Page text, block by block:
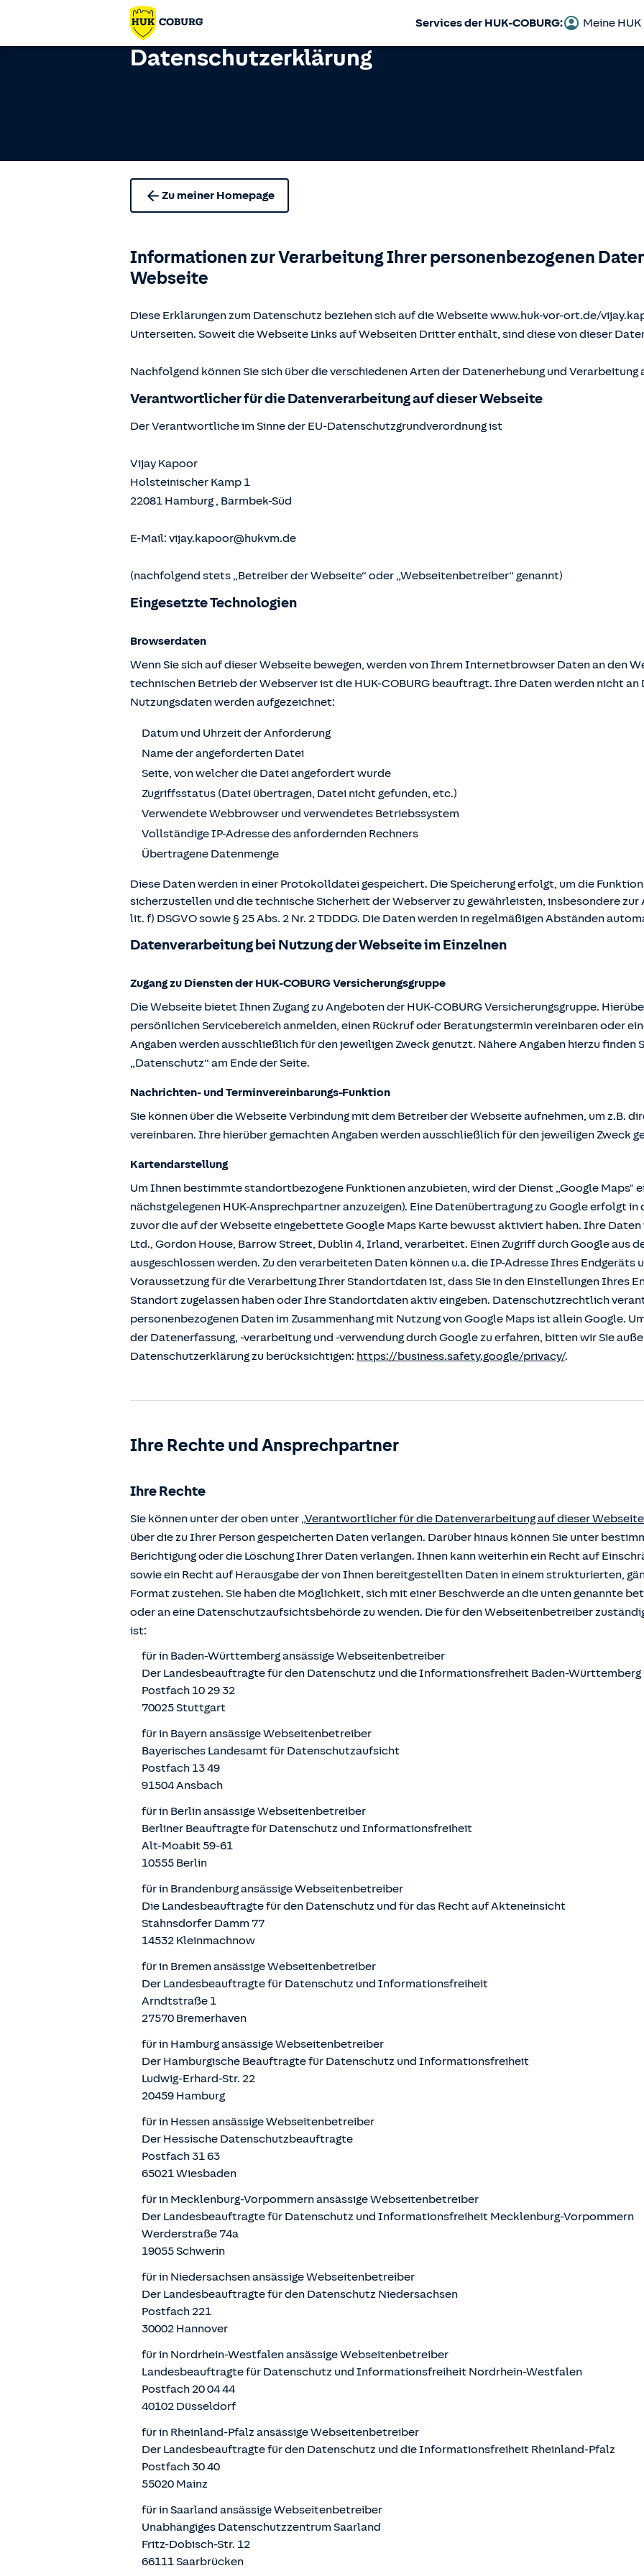
Services der HUK-COBURG: Meine HUK
Datenschutzerklärung
Zu meiner Homepage
Informationen zur Verarbeitung Ihrer personenbezogenen
Webseite
Diese Erklärungen zum Datenschutz beziehen sich auf die Webseite www.huk-vor-ort.de/
Unterseiten. Soweit die Webseite Links auf Webseiten Dritter enthält, sind diese von dieser
Nachfolgend können Sie sich über die verschiedenen Arten der Datenerhebung und
Verantwortlicher für die Datenverarbeitung auf dieser Webseite
Der Verantwortliche im Sinne der EU-Datenschutzgrundverordnung ist
Vijay Kapoor
Holsteinischer Kamp 1
22081 Hamburg , Barmbek-Süd
E-Mail: vijay.kapoor@hukvm.de
(nachfolgend stets „Betreiber der Webseite“ oder „Webseitenbetreiber“ genannt)
Eingesetzte Technologien
Browserdaten
Wenn Sie sich auf dieser Webseite bewegen, werden von Ihrem Internetbrowser Daten an den
technischen Betrieb der Webserver ist die HUK-COBURG beauftragt. Ihre Daten werden nicht
Nutzungsdaten werden aufgezeichnet:
Datum und Uhrzeit der Anforderung
Name der angeforderten Datei
Seite, von welcher die Datei angefordert wurde
Zugriffsstatus (Datei übertragen, Datei nicht gefunden, etc.)
Verwendete Webbrowser und verwendetes Betriebssystem
Vollständige IP-Adresse des anfordernden Rechners
Übertragene Datenmenge
Diese Daten werden in einer Protokolldatei gespeichert. Die Speicherung erfolgt, um die
sicherzustellen und die technische Sicherheit der Webserver zu gewährleisten, insbesondere zur
lit. f) DSGVO sowie § 25 Abs. 2 Nr. 2 TDDDG. Die Daten werden in regelmäßigen Abständen
Datenverarbeitung bei Nutzung der Webseite im Einzelnen
Zugang zu Diensten der HUK-COBURG Versicherungsgruppe
Die Webseite bietet Ihnen Zugang zu Angeboten der HUK-COBURG Versicherungsgruppe.
persönlichen Servicebereich anmelden, einen Rückruf oder Beratungstermin vereinbaren oder
Angaben werden ausschließlich für den jeweiligen Zweck genutzt. Nähere Angaben hierzu finden
„Datenschutz“ am Ende der Seite.
Nachrichten- und Terminvereinbarungs-Funktion
Sie können über die Webseite Verbindung mit dem Betreiber der Webseite aufnehmen, um z.B.
vereinbaren. Ihre hierüber gemachten Angaben werden ausschließlich für den jeweiligen Zweck
Kartendarstellung
Um Ihnen bestimmte standortbezogene Funktionen anzubieten, wird der Dienst „Google Maps"
nächstgelegenen HUK-Ansprechpartner anzuzeigen). Eine Datenübertragung zu Google erfolgt in
zuvor die auf der Webseite eingebettete Google Maps Karte bewusst aktiviert haben. Ihre
Ltd., Gordon House, Barrow Street, Dublin 4, Irland, verarbeitet. Einen Zugriff durch Google aus
ausgeschlossen werden. Zu den verarbeiteten Daten können u.a. die IP-Adresse Ihres
Voraussetzung für die Verarbeitung Ihrer Standortdaten ist, dass Sie in den Einstellungen Ihres
Standort zugelassen haben oder Ihre Standortdaten aktiv eingeben. Datenschutzrechtlich
personenbezogenen Daten im Zusammenhang mit Nutzung von Google Maps ist allein Google.
der Datenerfassung, -verarbeitung und -verwendung durch Google zu erfahren, bitten wir Sie
Datenschutzerklärung zu berücksichtigen: https://business.safety.google/privacy/.
Ihre Rechte und Ansprechpartner
Ihre Rechte
Sie können unter der oben unter „Verantwortlicher für die Datenverarbeitung auf dieser
über die zu Ihrer Person gespeicherten Daten verlangen. Darüber hinaus können Sie unter
Berichtigung oder die Löschung Ihrer Daten verlangen. Ihnen kann weiterhin ein Recht auf
sowie ein Recht auf Herausgabe der von Ihnen bereitgestellten Daten in einem strukturierten,
Format zustehen. Sie haben die Möglichkeit, sich mit einer Beschwerde an die unten genannte
oder an eine Datenschutzaufsichtsbehörde zu wenden. Die für den Webseitenbetreiber
ist:
für in Baden-Württemberg ansässige Webseitenbetreiber
Der Landesbeauftragte für den Datenschutz und die Informationsfreiheit Baden-Württemberg
Postfach 10 29 32
70025 Stuttgart
für in Bayern ansässige Webseitenbetreiber
Bayerisches Landesamt für Datenschutzaufsicht
Postfach 13 49
91504 Ansbach
für in Berlin ansässige Webseitenbetreiber
Berliner Beauftragte für Datenschutz und Informationsfreiheit
Alt-Moabit 59-61
10555 Berlin
für in Brandenburg ansässige Webseitenbetreiber
Die Landesbeauftragte für den Datenschutz und für das Recht auf Akteneinsicht
Stahnsdorfer Damm 77
14532 Kleinmachnow
für in Bremen ansässige Webseitenbetreiber
Der Landesbeauftragte für Datenschutz und Informationsfreiheit
Arndtstraße 1
27570 Bremerhaven
für in Hamburg ansässige Webseitenbetreiber
Der Hamburgische Beauftragte für Datenschutz und Informationsfreiheit
Ludwig-Erhard-Str. 22
20459 Hamburg
für in Hessen ansässige Webseitenbetreiber
Der Hessische Datenschutzbeauftragte
Postfach 31 63
65021 Wiesbaden
für in Mecklenburg-Vorpommern ansässige Webseitenbetreiber
Der Landesbeauftragte für Datenschutz und Informationsfreiheit Mecklenburg-Vorpommern
Werderstraße 74a
19055 Schwerin
für in Niedersachsen ansässige Webseitenbetreiber
Der Landesbeauftragte für den Datenschutz Niedersachsen
Postfach 221
30002 Hannover
für in Nordrhein-Westfalen ansässige Webseitenbetreiber
Landesbeauftragte für Datenschutz und Informationsfreiheit Nordrhein-Westfalen
Postfach 20 04 44
40102 Düsseldorf
für in Rheinland-Pfalz ansässige Webseitenbetreiber
Der Landesbeauftragte für den Datenschutz und die Informationsfreiheit Rheinland-Pfalz
Postfach 30 40
55020 Mainz
für in Saarland ansässige Webseitenbetreiber
Unabhängiges Datenschutzzentrum Saarland
Fritz-Dobisch-Str. 12
66111 Saarbrücken